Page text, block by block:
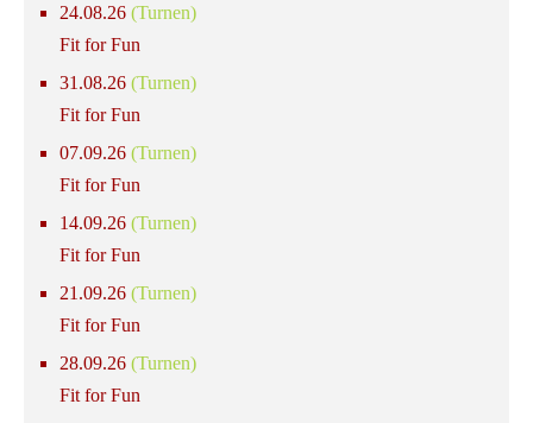
24.08.26 (Turnen)
Fit for Fun
31.08.26 (Turnen)
Fit for Fun
07.09.26 (Turnen)
Fit for Fun
14.09.26 (Turnen)
Fit for Fun
21.09.26 (Turnen)
Fit for Fun
28.09.26 (Turnen)
Fit for Fun